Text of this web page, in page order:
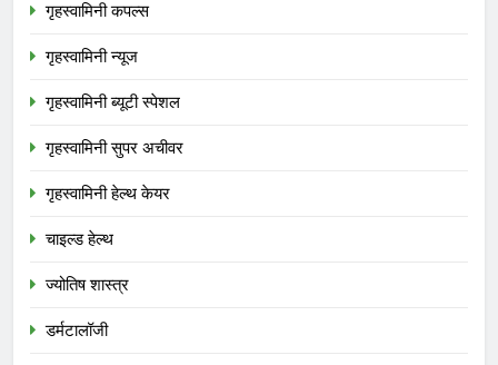
गृहस्वामिनी कपल्स
गृहस्वामिनी न्यूज
गृहस्वामिनी ब्यूटी स्पेशल
गृहस्वामिनी सुपर अचीवर
गृहस्वामिनी हेल्थ केयर
चाइल्ड हेल्थ
ज्योतिष शास्त्र
डर्मटालॉजी